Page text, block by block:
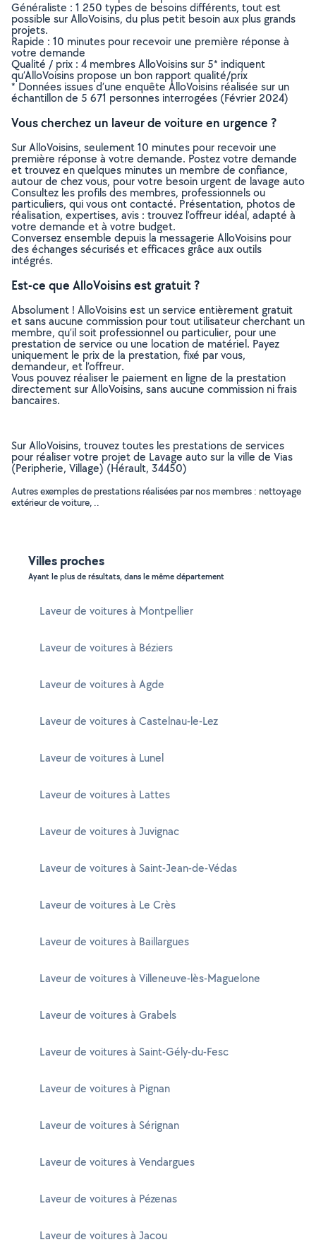
Généraliste : 1 250 types de besoins différents, tout est
possible sur AlloVoisins, du plus petit besoin aux plus grands
projets.
Rapide : 10 minutes pour recevoir une première réponse à
votre demande
Qualité / prix : 4 membres AlloVoisins sur 5* indiquent
qu’AlloVoisins propose un bon rapport qualité/prix
* Données issues d’une enquête AlloVoisins réalisée sur un
échantillon de 5 671 personnes interrogées (Février 2024)
Vous cherchez un laveur de voiture en urgence ?
Sur AlloVoisins, seulement 10 minutes pour recevoir une
première réponse à votre demande. Postez votre demande
et trouvez en quelques minutes un membre de confiance,
autour de chez vous, pour votre besoin urgent de lavage auto
Consultez les profils des membres, professionnels ou
particuliers, qui vous ont contacté. Présentation, photos de
réalisation, expertises, avis : trouvez l'offreur idéal, adapté à
votre demande et à votre budget.
Conversez ensemble depuis la messagerie AlloVoisins pour
des échanges sécurisés et efficaces grâce aux outils
intégrés.
Est-ce que AlloVoisins est gratuit ?
Absolument ! AlloVoisins est un service entièrement gratuit
et sans aucune commission pour tout utilisateur cherchant un
membre, qu’il soit professionnel ou particulier, pour une
prestation de service ou une location de matériel. Payez
uniquement le prix de la prestation, fixé par vous,
demandeur, et l’offreur.
Vous pouvez réaliser le paiement en ligne de la prestation
directement sur AlloVoisins, sans aucune commission ni frais
bancaires.
Sur AlloVoisins, trouvez toutes les prestations de services
pour réaliser votre projet de Lavage auto sur la ville de Vias
(Peripherie, Village) (Hérault, 34450)
Autres exemples de prestations réalisées par nos membres : nettoyage
extérieur de voiture, ..
Villes proches
Ayant le plus de résultats, dans le même département
Laveur de voitures à Montpellier
Laveur de voitures à Béziers
Laveur de voitures à Agde
Laveur de voitures à Castelnau-le-Lez
Laveur de voitures à Lunel
Laveur de voitures à Lattes
Laveur de voitures à Juvignac
Laveur de voitures à Saint-Jean-de-Védas
Laveur de voitures à Le Crès
Laveur de voitures à Baillargues
Laveur de voitures à Villeneuve-lès-Maguelone
Laveur de voitures à Grabels
Laveur de voitures à Saint-Gély-du-Fesc
Laveur de voitures à Pignan
Laveur de voitures à Sérignan
Laveur de voitures à Vendargues
Laveur de voitures à Pézenas
Laveur de voitures à Jacou